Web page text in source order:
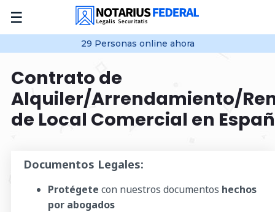
☰
29 Personas online ahora
Contrato de
Alquiler/Arrendamiento/
de Local Comercial en
Documentos Legales:
Protégete con nuestros documentos hechos
por abogados